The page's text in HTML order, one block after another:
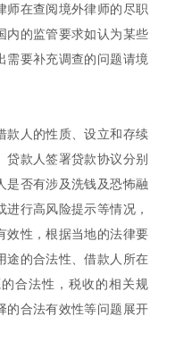
师在查阅境外律师的尽职
内的监管要求如认为某些
需要补充调查的问题请境
款人的性质、设立和存续
贷款人签署贷款协议分别
是否有涉及洗钱及恐怖融
行高风险提示等情况，
效性，根据当地的法律要
途的合法性、借款人所在
合法性，税收的相关规
的合法有效性等问题展开